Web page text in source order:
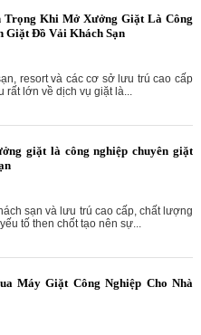
Trọng Khi Mở Xưởng Giặt Là Công
Giặt Đồ Vải Khách Sạn
resort và các cơ sở lưu trú cao cấp
rất lớn về dịch vụ giặt là...
giặt là công nghiệp chuyên giặt
sạn và lưu trú cao cấp, chất lượng
tố then chốt tạo nên sự...
Máy Giặt Công Nghiệp Cho Nhà